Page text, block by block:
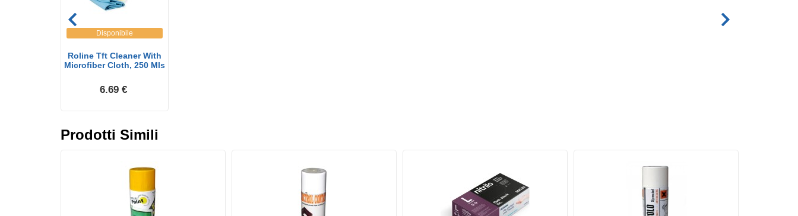
Disponibile
Roline Tft Cleaner With
Microfiber Cloth, 250 Mls
6.69 €
Prodotti Simili